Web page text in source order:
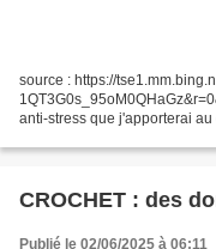
source : https://
anti-stress que j'apporterai
CROCHET : des
Publié le 02/06/2025 à 06:11